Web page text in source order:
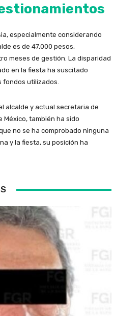
especialmente considerando
es de 47,000 pesos,
meses de gestión. La disparidad
en la fiesta ha suscitado
fondos utilizados.
alcalde y actual secretaria de
México, también ha sido
no se ha comprobado ninguna
y la fiesta, su posición ha